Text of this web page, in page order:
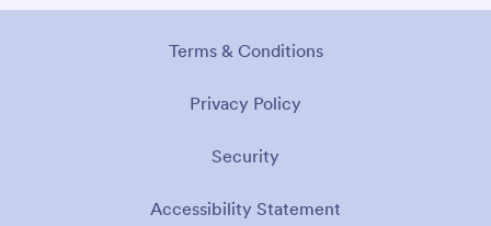
Termos e Condições
Política de Privacidade
Segurança
Declaração de Acessibilidade